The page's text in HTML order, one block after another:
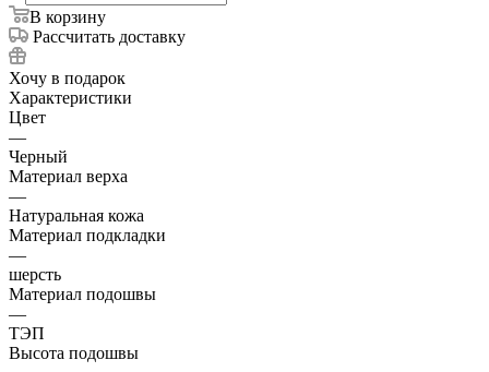
В корзину
Рассчитать доставку
Хочу в подарок
Характеристики
Цвет
—
Черный
Материал верха
—
Натуральная кожа
Материал подкладки
—
шерсть
Материал подошвы
—
ТЭП
Высота подошвы